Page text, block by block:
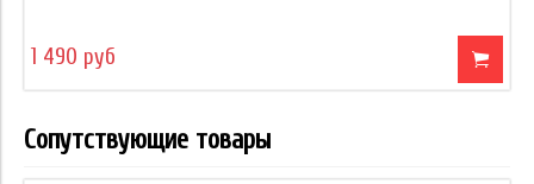
1 490 руб
Сопутствующие товары